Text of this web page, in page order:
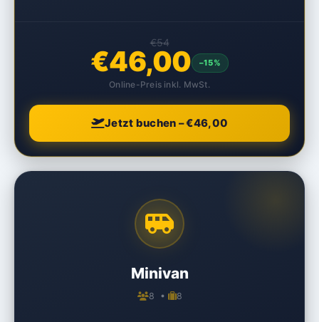
€54
€46,00 –15%
Online-Preis inkl. MwSt.
Jetzt buchen – €46,00
Minivan
8 • 8